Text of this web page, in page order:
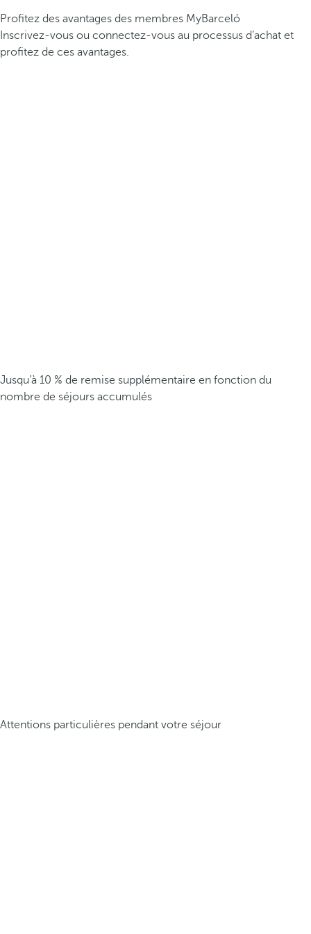
Profitez des avantages des membres MyBarceló
Inscrivez-vous ou connectez-vous au processus d’achat et
profitez de ces avantages.
Jusqu’à 10 % de remise supplémentaire en fonction du
nombre de séjours accumulés
Attentions particulières pendant votre séjour